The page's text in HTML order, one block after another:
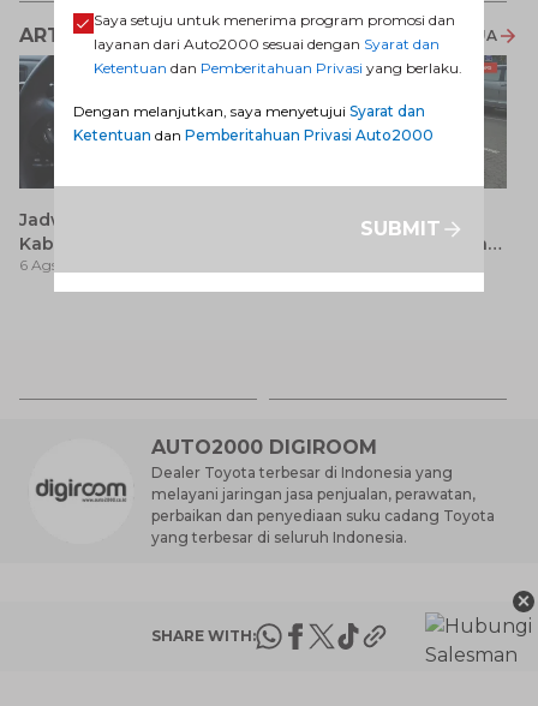
ARTIKEL LAINNYA LIHAT SEMUA
Jadwal SIM Keliling
Kabupaten Bandung
Terbaru 2026 dan
Lokasinya
6 Ags 2026
Avanza 2017 Bekas:
Pilihan Seimbang antara
Harga dan Fitur Modern
AUTO2000 DIGIROOM
Dealer Toyota terbesar di Indonesia yang
melayani jaringan jasa penjualan, perawatan,
perbaikan dan penyediaan suku cadang Toyota
yang terbesar di seluruh Indonesia.
SHARE WITH:
×
Saya setuju untuk menerima program promosi dan
layanan dari Auto2000 sesuai dengan Syarat dan
Ketentuan dan Pemberitahuan Privasi yang berlaku.
Dengan melanjutkan, saya menyetujui Syarat dan
Ketentuan dan Pemberitahuan Privasi Auto2000
SUBMIT